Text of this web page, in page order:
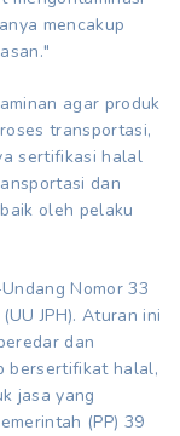
mencakup
agar produk
transportasi,
sertifikasi halal
dan
oleh pelaku
Nomor 33
JPH). Aturan ini
dan
bersertifikat halal,
jasa yang
(PP) 39